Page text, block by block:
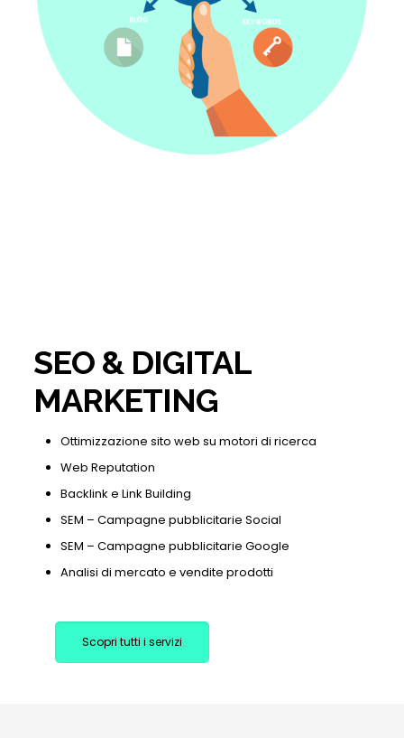
SEO & DIGITAL
MARKETING
Ottimizzazione sito web su motori di ricerca
Web Reputation
Backlink e Link Building
SEM – Campagne pubblicitarie Social
SEM – Campagne pubblicitarie Google
Analisi di mercato e vendite prodotti
Scopri tutti i servizi